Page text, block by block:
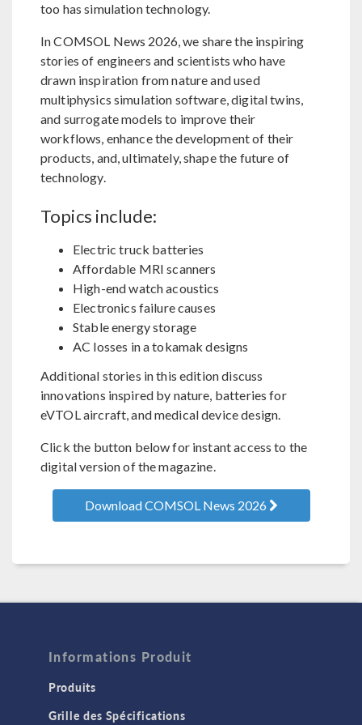
too has simulation technology.
In COMSOL News 2026, we share the inspiring
stories of engineers and scientists who have
drawn inspiration from nature and used
multiphysics simulation software, digital twins,
and surrogate models to improve their
workflows, enhance the development of their
products, and, ultimately, shape the future of
technology.
Topics include:
Electric truck batteries
Affordable MRI scanners
High-end watch acoustics
Electronics failure causes
Stable energy storage
AC losses in a tokamak designs
Additional stories in this edition discuss
innovations inspired by nature, batteries for
eVTOL aircraft, and medical device design.
Click the button below for instant access to the
digital version of the magazine.
Download COMSOL News 2026
Informations Produit
Produits
Grille des Spécifications